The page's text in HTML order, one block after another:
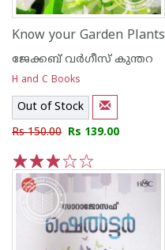
Know your Garden Plants
ജേക്കബ്‌ വര്‍ഗീസ്‌ കുന്തറ
H and C Books
Out of Stock
Rs 150.00 Rs 139.00
5
4
3
2
1